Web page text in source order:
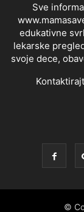
Sve
edukativne
lekarske
svoje dece,
©